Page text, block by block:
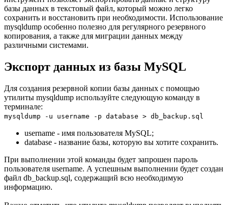
базы данных в текстовый файл, который можно легко
сохранить и восстановить при необходимости. Использование
mysqldump особенно полезно для регулярного резервного
копирования, а также для миграции данных между
различными системами.
Экспорт данных из базы MySQL
Для создания резервной копии базы данных с помощью
утилиты mysqldump используйте следующую команду в
терминале:
mysqldump -u username -p database > db_backup.sql
username - имя пользователя MySQL;
database - название базы, которую вы хотите сохранить.
При выполнении этой команды будет запрошен пароль
пользователя username. А успешным выполнении будет создан
файл db_backup.sql, содержащий всю необходимую
информацию.